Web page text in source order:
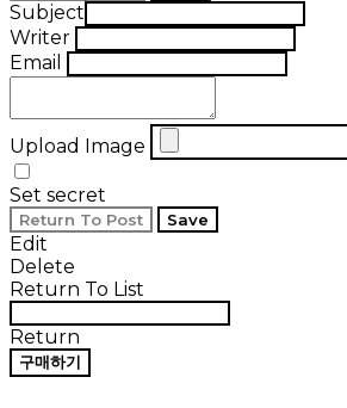
Subject
Writer
Email
Upload Image
Set secret
Return To Post Save
Edit
Delete
Return To List
Return
구매하기